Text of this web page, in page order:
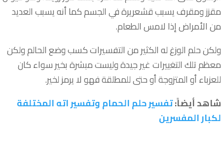
مقززومقرفيسببقشعريرةفيالجسمكماأنهيسببالعديد
منالأمراضإذا لامسالطعام.
ولكنحلمالوزغلهالكثيرمنالتفسيراتكسبوضعالحالمولكن
معظمتلكالتغييراتغيرجيدةوليستمبشرةبخيرسواءكان
للعزباءأوالمتزوجةأوحتىللمطلقةفهولايرمزلخير.
شاهد أيضاً:تفسير حلم الحمام وتفسير اته المختلفة
لكبار المفسرين